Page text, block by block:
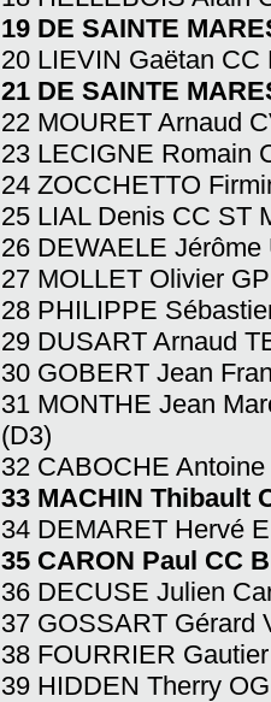
19 DE SAINTE
20 LIEVIN Gaëtan
21 DE SAINTE
22 MOURET Arnaud
23 LECIGNE Romain
24 ZOCCHETTO
25 LIAL Denis CC ST
26 DEWAELE
27 MOLLET Olivier
28 PHILIPPE
29 DUSART Arnaud
30 GOBERT Jean
31 MONTHE Jean
(D3)
32 CABOCHE
33 MACHIN Thibault
34 DEMARET Hervé
35 CARON Paul CC
36 DECUSE Julien
37 GOSSART Gérard
38 FOURRIER
39 HIDDEN Therry